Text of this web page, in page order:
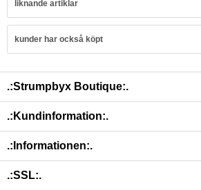
liknande artiklar
kunder har också köpt
.:Strumpbyx Boutique:.
.:Kundinformation:.
.:Informationen:.
.:SSL:.